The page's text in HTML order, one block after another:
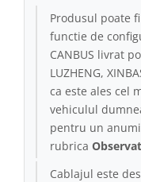
Conectică Kia
Conectică Hyundai
Conectică Mitsubishi
Lumini ambientale
Produsul poate
functie de
CANBUS livrat
LUZHENG,
ca este ales cel
vehiculul
pentru un
rubrica
Cablajul este